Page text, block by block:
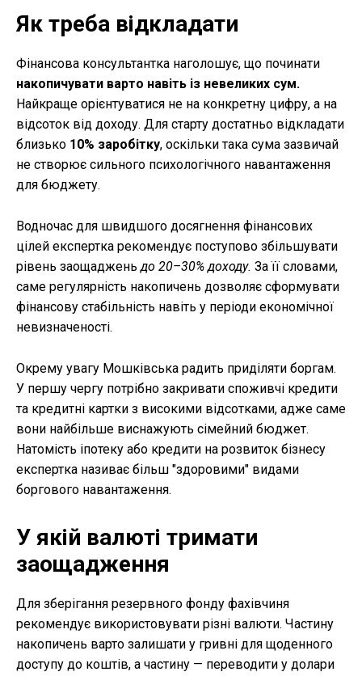
Як треба відкладати
Фінансова консультантка наголошує, що починати
накопичувати варто навіть із невеликих сум.
Найкраще орієнтуватися не на конкретну цифру, а на
відсоток від доходу. Для старту достатньо відкладати
близько 10% заробітку, оскільки така сума зазвичай
не створює сильного психологічного навантаження
для бюджету.
Водночас для швидшого досягнення фінансових
цілей експертка рекомендує поступово збільшувати
рівень заощаджень до 20–30% доходу. За її словами,
саме регулярність накопичень дозволяє сформувати
фінансову стабільність навіть у періоди економічної
невизначеності.
Окрему увагу Мошківська радить приділяти боргам.
У першу чергу потрібно закривати споживчі кредити
та кредитні картки з високими відсотками, адже саме
вони найбільше виснажують сімейний бюджет.
Натомість іпотеку або кредити на розвиток бізнесу
експертка називає більш "здоровими" видами
боргового навантаження.
У якій валюті тримати
заощадження
Для зберігання резервного фонду фахівчиня
рекомендує використовувати різні валюти. Частину
накопичень варто залишати у гривні для щоденного
доступу до коштів, а частину — переводити у долари